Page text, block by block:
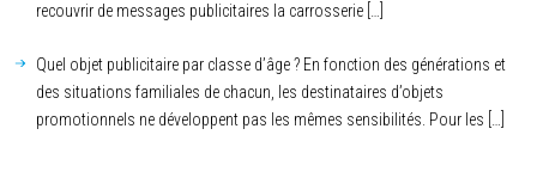
recouvrir de messages publicitaires la carrosserie […]
Quel objet publicitaire par classe d’âge ? En fonction des générations et
des situations familiales de chacun, les destinataires d’objets
promotionnels ne développent pas les mêmes sensibilités. Pour les […]